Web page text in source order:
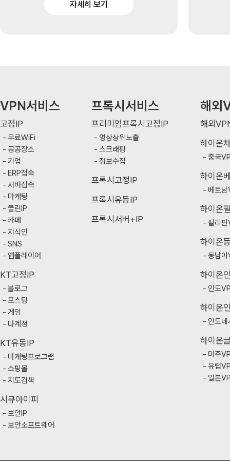
자세히 보기
VPN서비스
고정IP
무료WiFi
공공장소
기업
ERP접속
서버접속
마케팅
클린IP
카페
지식인
SNS
앱플레이어
KT고정IP
블로그
포스팅
게임
다계정
KT유동IP
마케팅프로그램
쇼핑몰
지도검색
시큐아이피
보안IP
보안소프트웨어
프록시서비스
프리미엄프록시고정IP
영상상위노출
스크래핑
정보수집
프록시고정IP
프록시유동IP
프록시서버+IP
해외
해외
하이온
중국
하이온
베트
하이온
필리
하이온
동남
하이온
인도
하이온
인도
하이온
미주
유럽
일본